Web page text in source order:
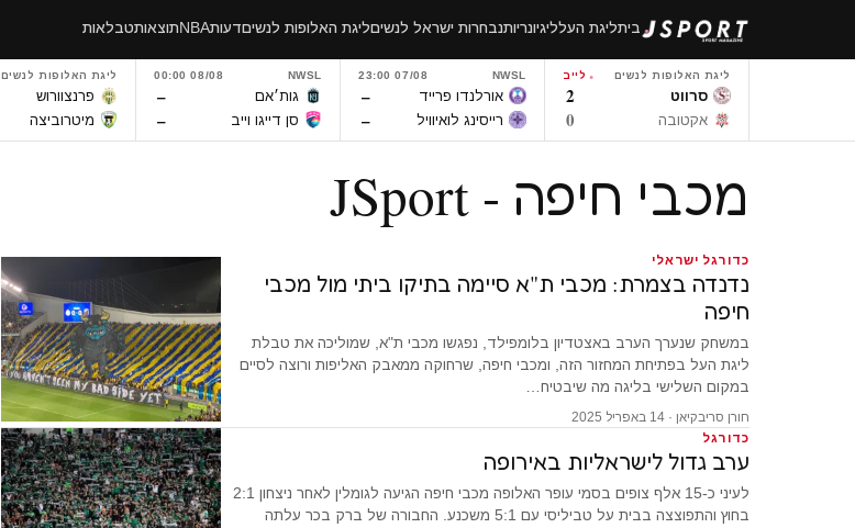
ביתליגת העלליגיונריותנבחרות ישראל לנשיםליגת האלופות לנשיםדעותNBAתוצאותטבלאות
ליגת האלופות לנשים לייב
סרווט 2
אקטובה 0
NWSL
07/08 23:00
אורלנדו פרייד –
רייסינג לואיוויל –
NWSL
08/08 00:00
גות׳אם –
סן דייגו וייב –
ליגת האלופות לנשים
פרנצוורוש
מיטרוביצה
מכבי חיפה - JSport
כדורגל ישראלי
נדנדה בצמרת: מכבי ת"א סיימה בתיקו ביתי מול מכבי
חיפה
במשחק שנערך הערב באצטדיון בלומפילד, נפגשו מכבי ת"א, שמוליכה את טבלת
ליגת העל בפתיחת המחזור הזה, ומכבי חיפה, שרחוקה ממאבק האליפות ורוצה לסיים
במקום השלישי בליגה מה שיבטיח…
חורן סריבקיאן · 14 באפריל 2025
כדורגל
ערב גדול לישראליות באירופה
לעיני כ-15 אלף צופים בסמי עופר האלופה מכבי חיפה הגיעה לגומלין לאחר ניצחון 2:1
בחוץ והתפוצצה בבית על טביליסי עם 5:1 משכנע. החבורה של ברק בכר עלתה